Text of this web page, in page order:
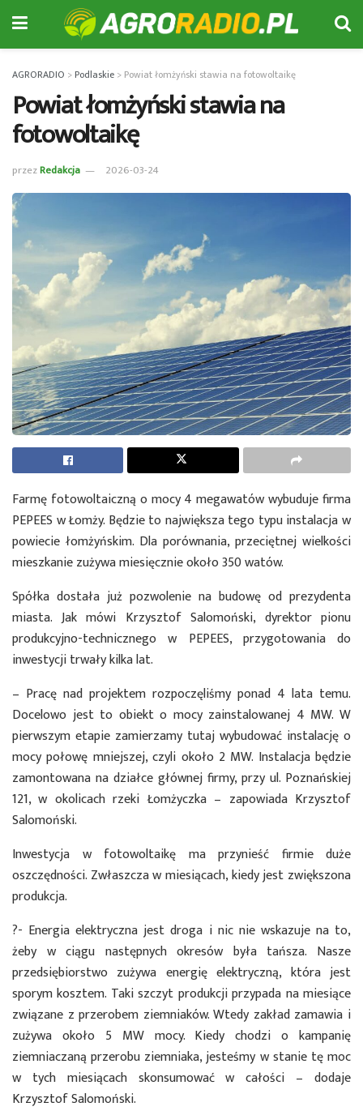
AGRORADIO >Podlaskie > Powiat łomżyński stawia na fotowoltaikę
Powiat łomżyński stawia na
fotowoltaikę
przezRedakcja 2026-03-24
Farmę fotowoltaiczną o mocy 4 megawatów wybuduje firma
PEPEES w Łomży. Będzie to największa tego typu instalacja w
powiecie łomżyńskim. Dla porównania, przeciętnej wielkości
mieszkanie zużywa miesięcznie około 350 watów.
Spółka dostała już pozwolenie na budowę od prezydenta
miasta. Jak mówi Krzysztof Salomoński, dyrektor pionu
produkcyjno-technicznego w PEPEES, przygotowania do
inwestycji trwały kilka lat.
– Pracę nad projektem rozpoczęliśmy ponad 4 lata temu.
Docelowo jest to obiekt o mocy zainstalowanej 4 MW. W
pierwszym etapie zamierzamy tutaj wybudować instalację o
mocy połowę mniejszej, czyli około 2 MW. Instalacja będzie
zamontowana na działce głównej firmy, przy ul. Poznańskiej
121, w okolicach rzeki Łomżyczka – zapowiada Krzysztof
Salomoński.
Inwestycja w fotowoltaikę ma przynieść firmie duże
oszczędności. Zwłaszcza w miesiącach, kiedy jest zwiększona
produkcja.
?- Energia elektryczna jest droga i nic nie wskazuje na to,
żeby w ciągu następnych okresów była tańsza. Nasze
przedsiębiorstwo zużywa energię elektryczną, która jest
sporym kosztem. Taki szczyt produkcji przypada na miesiące
związane z przerobem ziemniaków. Wtedy zakład zamawia i
zużywa około 5 MW mocy. Kiedy chodzi o kampanię
ziemniaczaną przerobu ziemniaka, jesteśmy w stanie tę moc
w tych miesiącach skonsumować w całości – dodaje
Krzysztof Salomoński.